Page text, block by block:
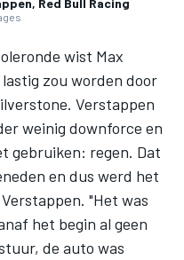
Red Bull Racing
wist Max
zou worden door
Verstappen
weinig downforce en
gebruiken: regen. Dat
en dus werd het
"Het was
het begin al geen
de auto was